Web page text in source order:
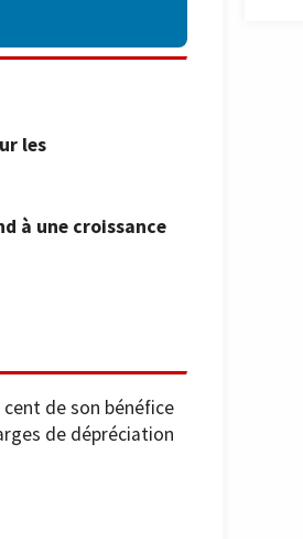
les
à une croissance
cent de son bénéfice
de dépréciation